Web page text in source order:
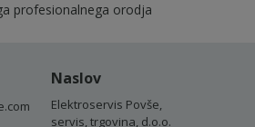
profesionalnega orodja
Naslov
Elektroservis Povše,
servis, trgovina, d.o.o.